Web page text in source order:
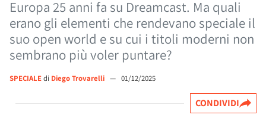
Europa 25 anni fa su Dreamcast. Ma quali
erano gli elementi che rendevano speciale il
suo open world e su cui i titoli moderni non
sembrano più voler puntare?
SPECIALEdi Diego Trovarelli — 01/12/2025
CONDIVIDI